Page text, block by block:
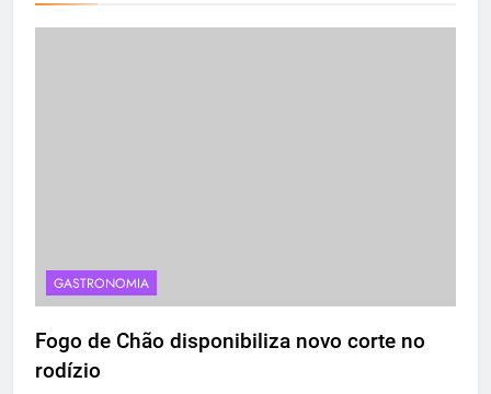
GASTRONOMIA
Fogo de Chão disponibiliza novo corte no
rodízio